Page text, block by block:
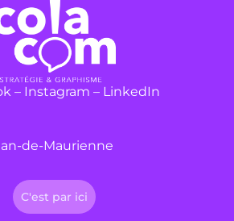
C'est par ici
– Instagram – LinkedIn
de-Maurienne